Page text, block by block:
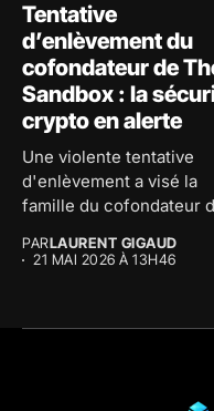
Tentative
d’enlèvement du
cofondateur de
Sandbox : la
crypto en alerte
Une violente tentative
d'enlèvement a visé la
famille du cofondateur
PARLAURENT GIGAUD
21 MAI 2026 À 13H46